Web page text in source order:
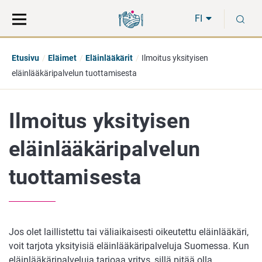
suoraan
sisältöön
koko
sivuston
FI
Etusivu Eläimet Eläinlääkärit
Ilmoitus yksityisen
eläinlääkäripalvelun tuottamisesta
Ilmoitus yksityisen
eläinlääkäripalvelun
tuottamisesta
Jos olet laillistettu tai väliaikaisesti oikeutettu eläinlääkäri,
voit tarjota yksityisiä eläinlääkäripalveluja Suomessa. Kun